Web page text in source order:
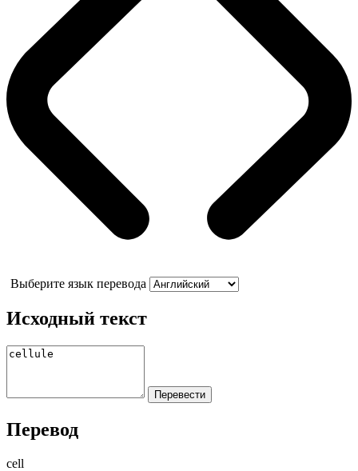
Выберите язык перевода
Исходный текст
Перевод
cell